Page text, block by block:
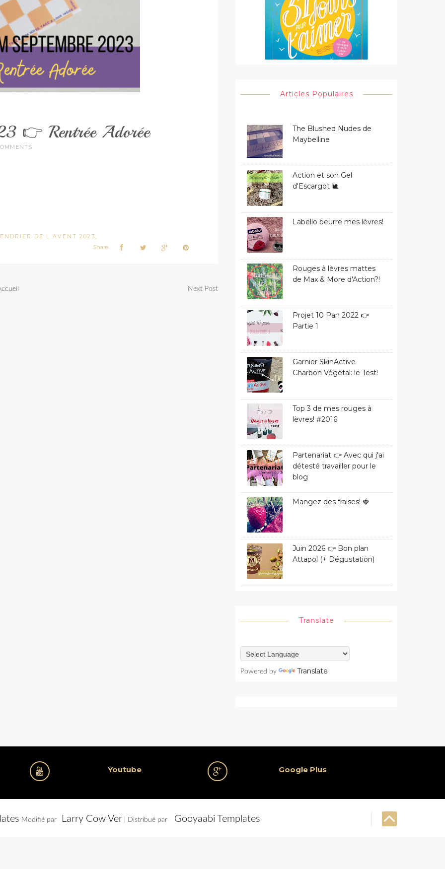
👉 Rentrée Adorée
DE L AVENT 2023
Share:
Next Post
Articles Populaires
The Blushed Nudes de
Maybelline
Action et son Gel
d'Escargot 🐌
Labello beurre mes lèvres!
Rouges à lèvres mattes
de Max & More d'Action?!
Projet 10 Pan 2022 👉
Partie 1
Garnier SkinActive
Charbon Végétal: le Test!
Top 3 de mes rouges à
lèvres! #2016
Partenariat 👉 Avec qui j'ai
détesté travailler pour le
blog
Mangez des fraises! 🍓
Juin 2026 👉 Bon plan
Attapol (+ Dégustation)
Translate
Powered by Translate
Youtube Google Plus
Modifié par Larry Cow Ver| Distribué par Gooyaabi Templates